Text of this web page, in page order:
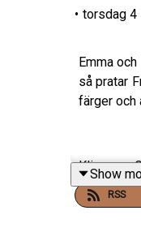
• torsdag 4
Emma
så pratar
färger och
Klipps av
Show
RSS